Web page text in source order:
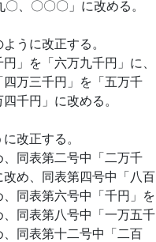
、〇〇〇」に改める。
うに改正する。
」を「六万九千円」に、
万三千円」を「五万千
千円」に改める。
改正する。
同表第二号中「二万千
め、同表第四号中「八百
同表第六号中「千円」を
同表第八号中「一万五千
同表第十二号中「二百